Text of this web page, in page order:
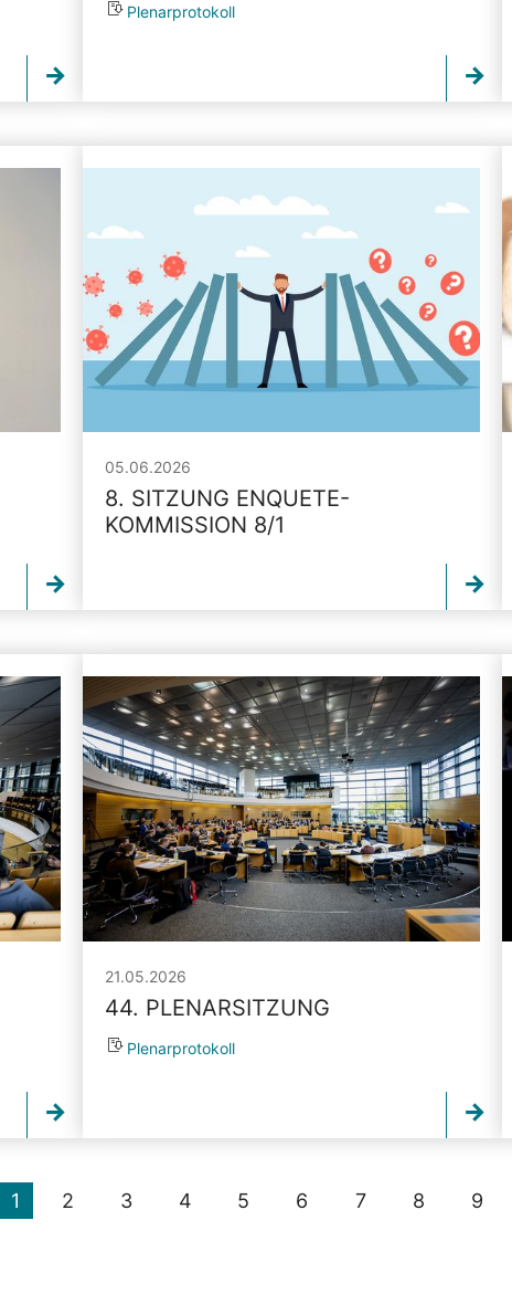
Plenarprotokoll
05.06.2026
8. SITZUNG ENQUETE-
KOMMISSION 8/1
21.05.2026
44. PLENARSITZUNG
Plenarprotokoll
1 2 3 4 5 6 7 8 9